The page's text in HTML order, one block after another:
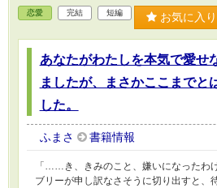
っと頑張れるはずだろ？」 と、呆れた
恋愛 完結 短編 お気に入
あなたがわたしを本気で愛せ
ましたが、まさかここまでと
した。
ふまさ 書籍情報
「……き、きみのこと、嫌いになった
ブリーが申し訳なさそうに切り出すと、